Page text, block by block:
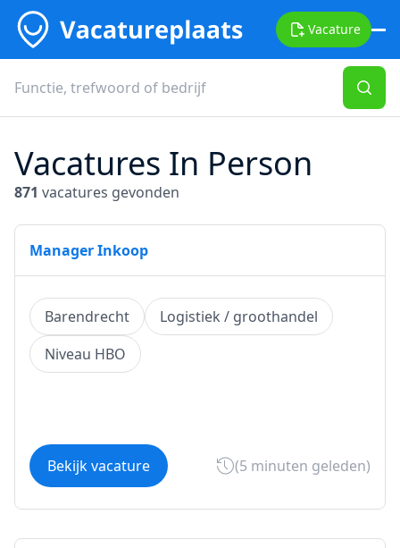
Vacature
Vacatures In Person
871 vacatures gevonden
Manager Inkoop
Barendrecht
Logistiek / groothandel
Niveau HBO
Bekijk vacature (5 minuten geleden)